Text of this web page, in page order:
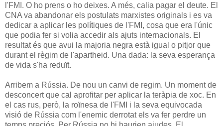
l'FMI. O ho prens o ho deixes. A més, calia pagar el deute. El
CNA va abandonar els postulats marxistes originals i es va
dedicar a aplicar les polítiques de l'FMI, cosa que era l'únic
que podia fer si volia accedir als ajuts internacionals. El
resultat és que avui la majoria negra està igual o pitjor que
durant el règim de l'apartheid. Una dada: la seva esperança
de vida s'ha reduït.
Arribem a Rússia. De nou un canvi de regim. Un moment de
desconcert que cal aprofitar per aplicar la teràpia de xoc. En
el cas rus, però, la roïnesa de l'FMI i la seva equivocada
visió de Rússia com l'enemic derrotat els va fer perdre un